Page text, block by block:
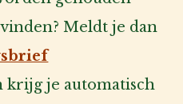
Meldt je dan
krijg je automatisch